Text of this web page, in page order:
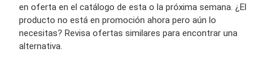
en oferta en el catálogo de esta o la próxima semana. ¿El
producto no está en promoción ahora pero aún lo
necesitas? Revisa ofertas similares para encontrar una
alternativa.